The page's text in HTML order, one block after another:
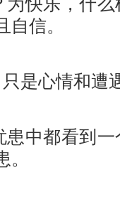
快乐，什
信。
是心情和遭
中都看到